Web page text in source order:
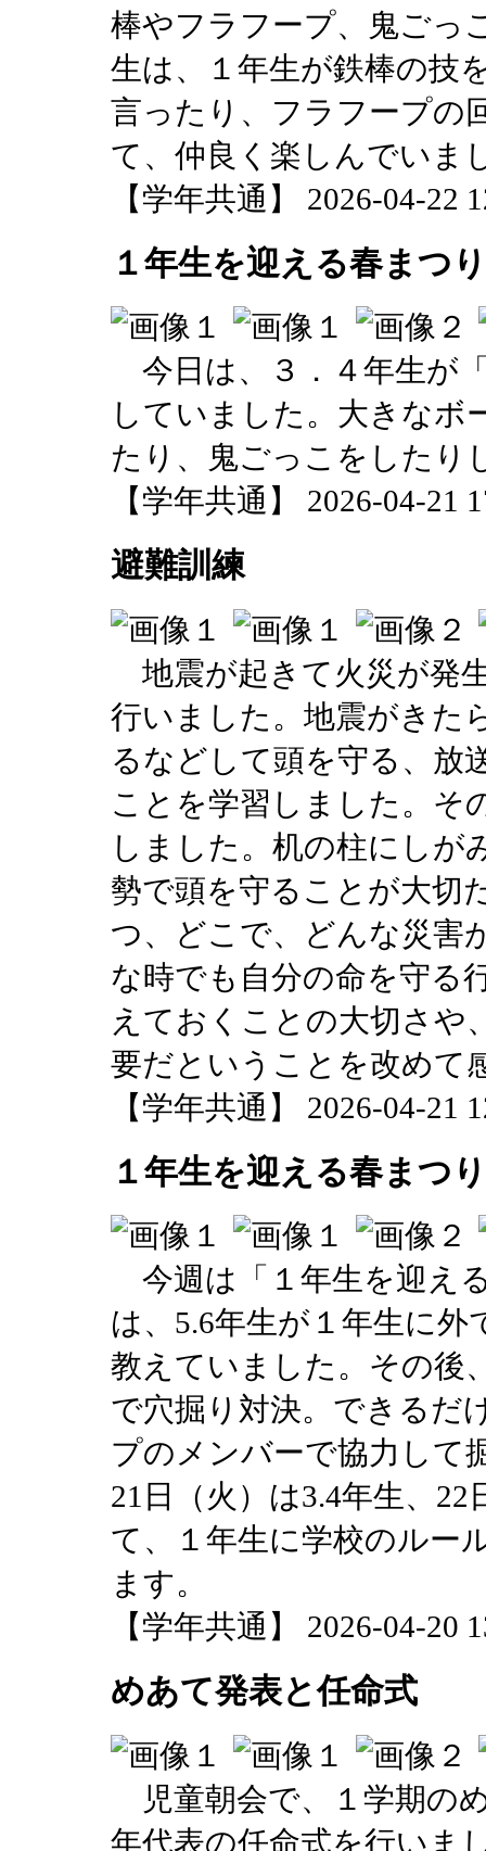
棒やフラフープ、鬼ごっ
生は、１年生が鉄棒の技
言ったり、フラフープの
て、仲良く楽しんでいま
【学年共通】 2026-04-22
１年生を迎える春まつ
今日は、３．４年生が
していました。大きなボ
たり、鬼ごっこをしたり
【学年共通】 2026-04-21
避難訓練
地震が起きて火災が発
行いました。地震がきた
るなどして頭を守る、放
ことを学習しました。そ
しました。机の柱にしが
勢で頭を守ることが大切
つ、どこで、どんな災害
な時でも自分の命を守る
えておくことの大切さや
要だということを改めて
【学年共通】 2026-04-21
１年生を迎える春まつ
今週は「１年生を迎え
は、5.6年生が１年生に
教えていました。その後
で穴掘り対決。できるだ
プのメンバーで協力して
21日（火）は3.4年生、
て、１年生に学校のルー
ます。
【学年共通】 2026-04-20
めあて発表と任命式
児童朝会で、１学期の
年代表の任命式を行いま